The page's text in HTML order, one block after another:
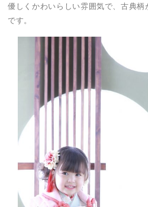
優しくかわいらしい雰囲気で、古典
です。